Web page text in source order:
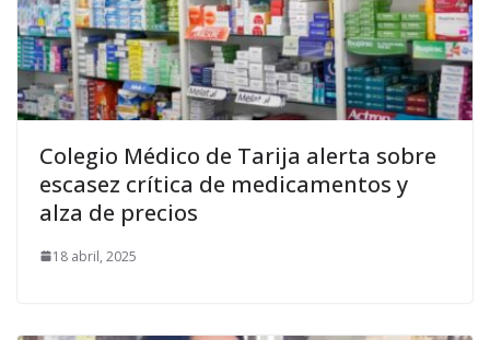
Colegio Médico de Tarija alerta sobre
escasez crítica de medicamentos y
alza de precios
18 abril, 2025